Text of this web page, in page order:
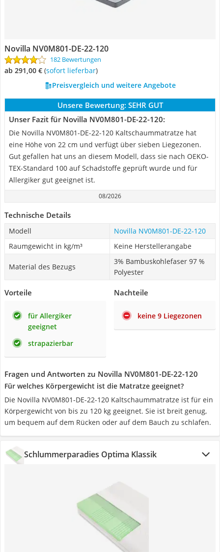
Novilla NV0M801-DE-22-120
182 Bewertungen
ab 291,00 € ( Sofort lieferbar)
Preisvergleich und weitere Angebote
Unsere Bewertung: SEHR GUT
Unser Fazit für Novilla NV0M801-DE-22-120:
Die Novilla NV0M801-DE-22-120 Kaltschaummatratze hat
eine Höhe von 22 cm und verfügt über sieben Liegezonen.
Gut gefallen hat uns an diesem Modell, dass sie nach OEKO-
TEX-Standard 100 auf Schadstoffe geprüft wurde und für
Allergiker gut geeignet ist.
08/2026
Technische Details
Modell
Novilla NV0M801-DE-22-120
Raumgewicht in kg/m³
Keine Herstellerangabe
Material des Bezugs
3% Bambuskohlefaser 97 %
Polyester
Vorteile
für Allergiker
geeignet
strapazierbar
Nachteile
keine 9 Liegezonen
Fragen und Antworten zu Novilla NV0M801-DE-22-120
Für welches Körpergewicht ist die Matratze geeignet?
Die Novilla NV0M801-DE-22-120 Kaltschaummatratze ist für ein
Körpergewicht von bis zu 120 kg geeignet. Sie ist breit genug,
um bequem auf dem Rücken oder auf dem Bauch zu schlafen.
Schlummerparadies Optima Klassik